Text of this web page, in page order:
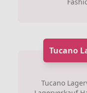
Tucano
Tucano